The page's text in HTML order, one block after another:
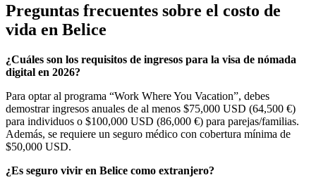
Preguntas frecuentes sobre el costo de
vida en Belice
¿Cuáles son los requisitos de ingresos para la visa de nómada
digital en 2026?
Para optar al programa “Work Where You Vacation”, debes
demostrar ingresos anuales de al menos $75,000 USD (64,500 €)
para individuos o $100,000 USD (86,000 €) para parejas/familias.
Además, se requiere un seguro médico con cobertura mínima de
$50,000 USD.
¿Es seguro vivir en Belice como extranjero?